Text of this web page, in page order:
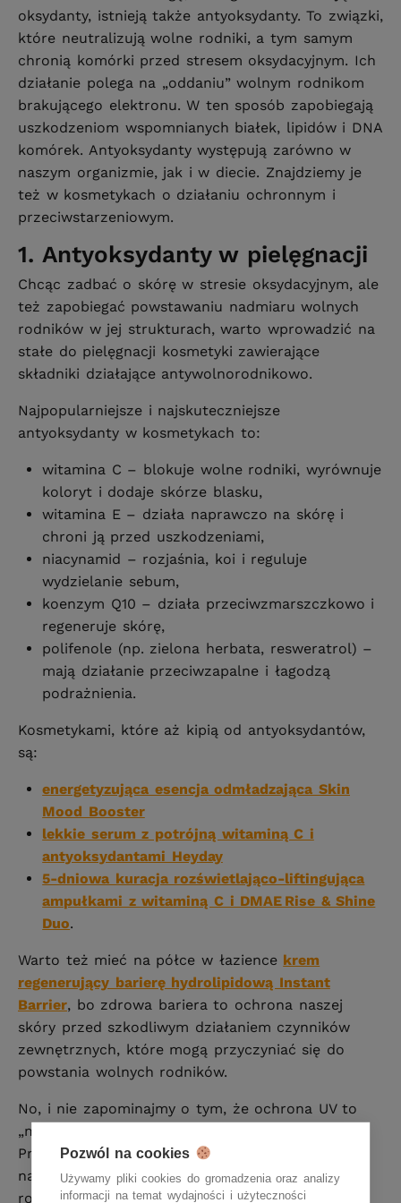
oksydanty, istnieją także antyoksydanty. To związki,
które neutralizują wolne rodniki, a tym samym
chronią komórki przed stresem oksydacyjnym. Ich
działanie polega na „oddaniu” wolnym rodnikom
brakującego elektronu. W ten sposób zapobiegają
uszkodzeniom wspomnianych białek, lipidów i DNA
komórek. Antyoksydanty występują zarówno w
naszym organizmie, jak i w diecie. Znajdziemy je
też w kosmetykach o działaniu ochronnym i
przeciwstarzeniowym.
1. Antyoksydanty w pielęgnacji
Chcąc zadbać o skórę w stresie oksydacyjnym, ale
też zapobiegać powstawaniu nadmiaru wolnych
rodników w jej strukturach, warto wprowadzić na
stałe do pielęgnacji kosmetyki zawierające
składniki działające antywolnorodnikowo.
Najpopularniejsze i najskuteczniejsze
antyoksydanty w kosmetykach to:
witamina C – blokuje wolne rodniki, wyrównuje
koloryt i dodaje skórze blasku,
witamina E – działa naprawczo na skórę i
chroni ją przed uszkodzeniami,
niacynamid – rozjaśnia, koi i reguluje
wydzielanie sebum,
koenzym Q10 – działa przeciwzmarszczkowo i
regeneruje skórę,
polifenole (np. zielona herbata, resweratrol) –
mają działanie przeciwzapalne i łagodzą
podrażnienia.
Kosmetykami, które aż kipią od antyoksydantów,
są:
energetyzująca esencja odmładzająca Skin
Mood Booster
lekkie serum z potrójną witaminą C i
antyoksydantami Heyday
5-dniowa kuracja rozświetlająco-liftingująca
ampułkami z witaminą C i DMAE Rise & Shine
Duo.
Warto też mieć na półce w łazience krem
regenerujący barierę hydrolipidową Instant
Barrier, bo zdrowa bariera to ochrona naszej
skóry przed szkodliwym działaniem czynników
zewnętrznych, które mogą przyczyniać się do
powstania wolnych rodników.
No, i nie zapominajmy o tym, że ochrona UV to
„must have” każdego dnia o każdej porze roku.
Promieniowanie słonecznej to jedna z
najważniejszych przyczyn powstawania wolnych
rodników. Zatemkremy z filtrami SPF(minimum
Pozwól na cookies
Używamy pliki cookies do gromadzenia oraz analizy
informacji na temat wydajności i użyteczności